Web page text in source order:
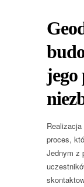
jego
proces,
Jednym z